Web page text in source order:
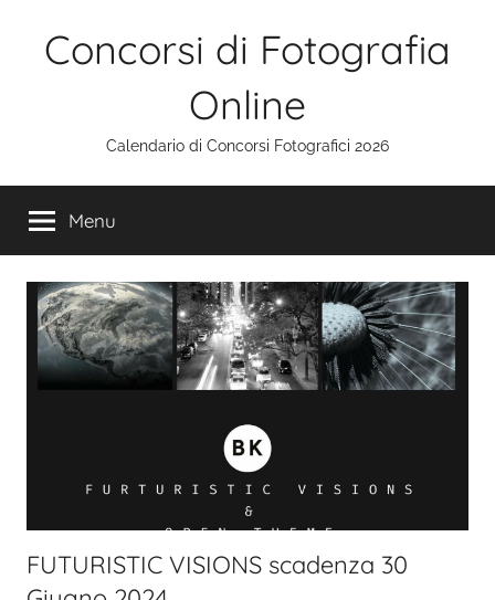
Concorsi di Fotografia
Online
Calendario di Concorsi Fotografici 2026
Menu
FUTURISTIC VISIONS scadenza 30